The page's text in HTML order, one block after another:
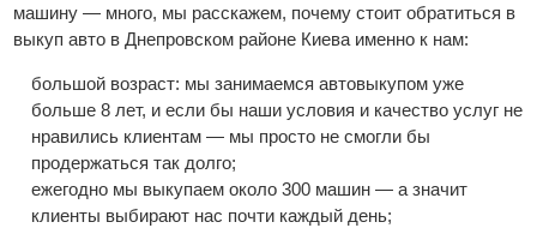
машину — много, мы расскажем, почему стоит обратиться в
выкуп авто в Днепровском районе Киева именно к нам:
большой возраст: мы занимаемся автовыкупом уже
больше 8 лет, и если бы наши условия и качество услуг не
нравились клиентам — мы просто не смогли бы
продержаться так долго;
ежегодно мы выкупаем около 300 машин — а значит
клиенты выбирают нас почти каждый день;